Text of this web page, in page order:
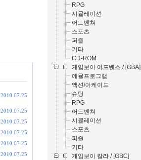
2010.07.25
2010.07.25
2010.07.25
2010.07.25
2010.07.25
2010.07.25
RPG
시뮬레이션
어드벤쳐
스포츠
퍼즐
기타
CD-ROM
게임보이 어드밴스 / [GBA]
에뮬프로그램
액션/아케이드
슈팅
RPG
어드벤쳐
시뮬레이션
스포츠
퍼즐
기타
게임보이 칼라 / [GBC]